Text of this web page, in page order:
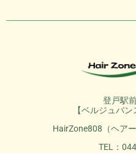
登戸駅
【ベルジュバン
HairZone808（ヘア
TEL：